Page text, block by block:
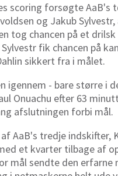
scoring forsøgte AaB's
og Jakub
tog chancen på et
fik chancen på
sikkert fra i målet.
igennem - bare større i
Onuachu efter 63
afslutningen forbi mål.
AaB's tredje indskifter,
et kvarter tilbage af
mål sendte den erfarne